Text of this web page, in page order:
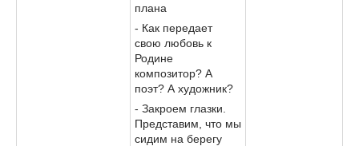
плана
- Как передает
свою любовь к
Родине
композитор? А
поэт? А художник?
- Закроем глазки.
Представим, что мы
сидим на берегу